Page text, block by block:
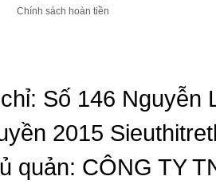
Chính sách hoàn tiền
Số 146 Nguyễn
2015
quản: CÔNG TY